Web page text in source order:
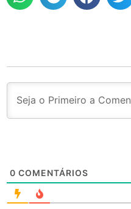
0 COMENTÁRIOS